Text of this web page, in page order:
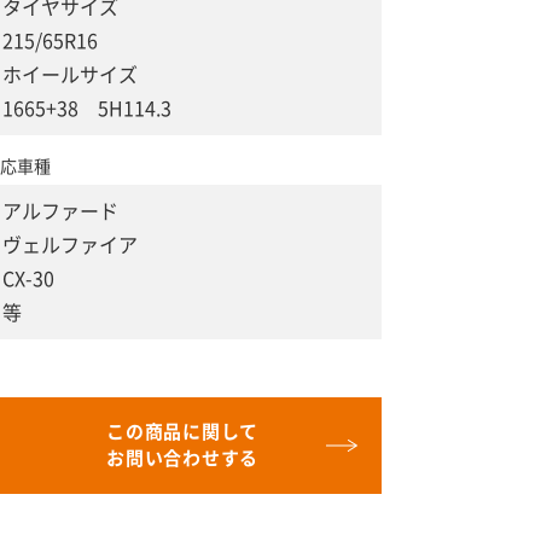
タイヤサイズ
215/65R16
ホイールサイズ
1665+38 5H114.3
車種
アルファード
ヴェルファイア
CX-30
等
この商品に関して
お問い合わせする